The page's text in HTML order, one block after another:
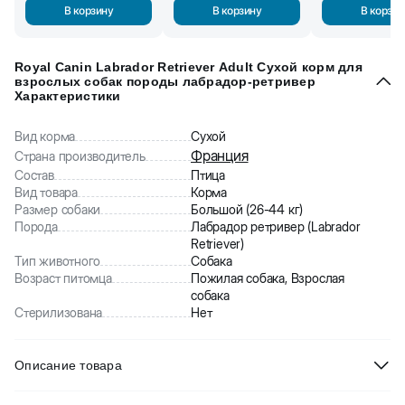
В корзину В корзину В
Royal Canin Labrador Retriever Adult Сухой корм для
взрослых собак породы лабрадор-ретривер
Характеристики
Вид корма
Сухой
Страна производитель
Франция
Состав
Птица
Вид товара
Корма
Размер собаки
Большой (26-44 кг)
Порода
Лабрадор ретривер (Labrador
Retriever)
Тип животного
Собака
Возраст питомца
Пожилая собака, Взрослая
собака
Стерилизована
Нет
Описание товара